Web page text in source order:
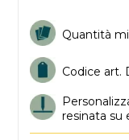
Quantità
Codice art.
resinata su